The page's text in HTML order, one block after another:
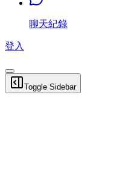
聊天紀錄
登入
Toggle Sidebar